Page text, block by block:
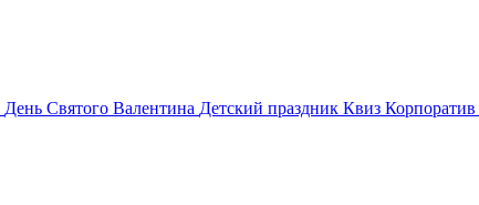
День Святого Валентина Детский праздник Квиз Корпоратив